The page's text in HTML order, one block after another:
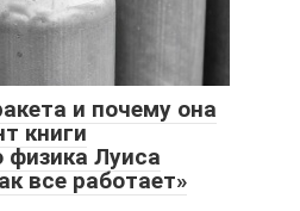
и почему она
книги
физика Луиса
все работает»